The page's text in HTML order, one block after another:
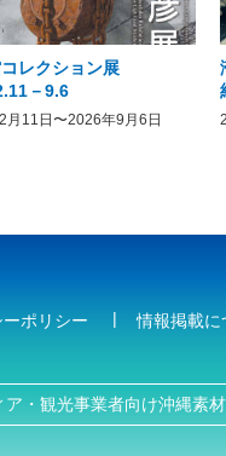
レクション展
－9.6
月11日〜2026年9月6日
ポリシー 情報掲載に
ア・観光事業者向け沖縄素